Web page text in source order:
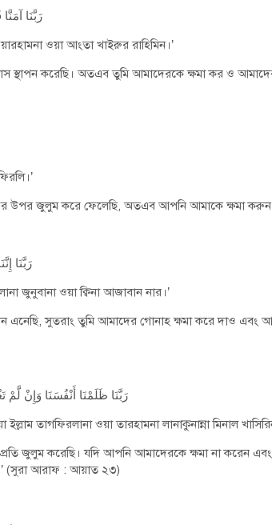
رَبَّنَا
ওয়া আংতা খাইরুর রাহিমিন।’
স্থাপন করেছি। অতএব তুমি আমাদেরকে ক্ষমা কর ও
উপর জুলুম করে ফেলেছি, অতএব আপনি আমাকে ক্ষমা
رَبَّنَا
জুনুবানা ওয়া ক্বিনা আজাবান নার।’
এনেছি, সুতরাং তুমি আমাদের গোনাহ ক্ষমা করে দাও এবং
رَبَّنَا ظَلَمْنَا أَنْفُسَنَا وَإِنْ لَّمْ
তাগফিরলানা ওয়া তারহামনা লানাকুনান্না মিনাল
জুলুম করেছি। যদি আপনি আমাদেরকে ক্ষমা না করেন
(সুরা আরাফ : আয়াত ২৩)